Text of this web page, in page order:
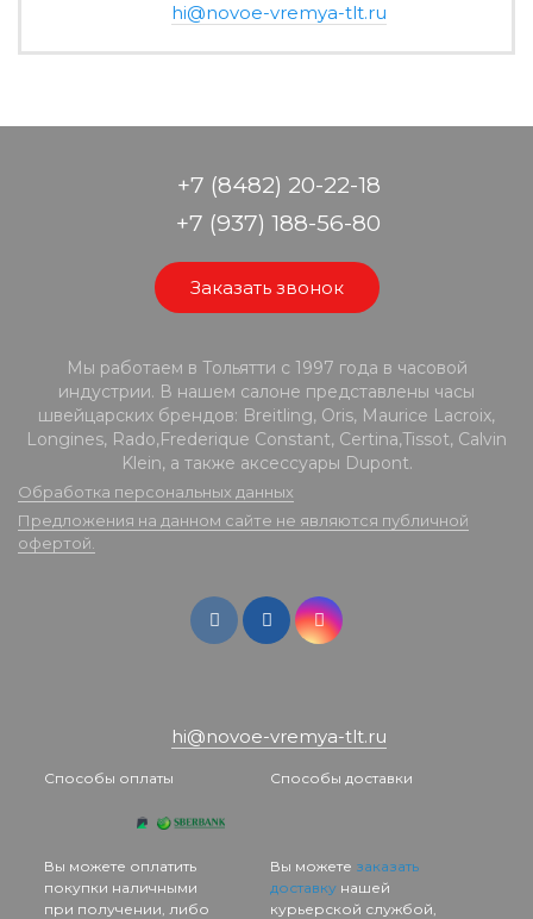
hi@novoe-vremya-tlt.ru
+7 (8482) 20-22-18
+7 (937) 188-56-80
Заказать звонок
Мы работаем в Тольятти с 1997 года в часовой
индустрии. В нашем салоне представлены часы
швейцарских брендов: Breitling, Oris, Maurice Lacroix,
Longines, Rado,Frederique Constant, Certina,Tissot, Calvin
Klein, а также аксессуары Dupont.
Обработка персональных данных
Предложения на данном сайте не являются публичной
офертой.
hi@novoe-vremya-tlt.ru
Способы оплаты
Вы можете оплатить
покупки наличными
при получении, либо
Способы доставки
Вы можете заказать
доставкунашей
курьерской службой,